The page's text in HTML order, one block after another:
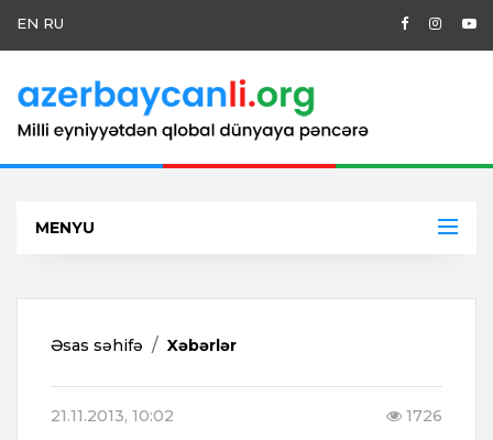
EN RU
MENYU
Əsas səhifə Xəbərlər
21.11.2013, 10:02 1726